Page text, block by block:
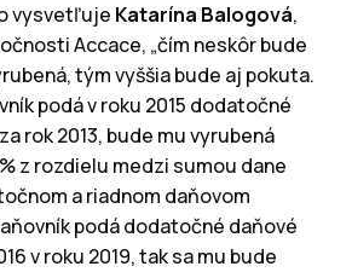
vysvetľuje Katarína Balogová,
Accace, „čím neskôr bude
tým vyššia bude aj pokuta.
podá v roku 2015 dodatočné
rok 2013, bude mu vyrubená
z rozdielu medzi sumou dane
a riadnom daňovom
podá dodatočné daňové
v roku 2019, tak sa mu bude